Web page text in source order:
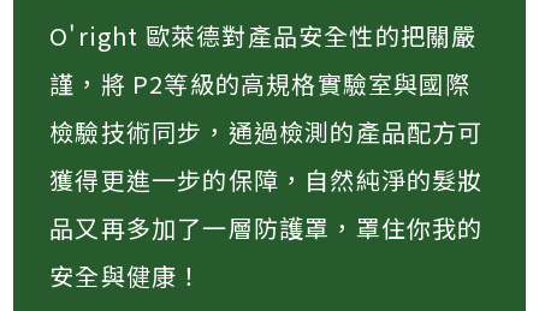
O'right 歐萊德對產品安全性的把關嚴
謹，將 P2等級的高規格實驗室與國際
檢驗技術同步，通過檢測的產品配方可
獲得更進一步的保障，自然純淨的髮妝
品又再多加了一層防護罩，罩住你我的
安全與健康！